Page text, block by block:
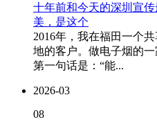
十年前和今天的深圳宣
美，是这个
2016年，我在福田一个
地的客户。做电子烟的
第一句话是：“能...
2026-03
08